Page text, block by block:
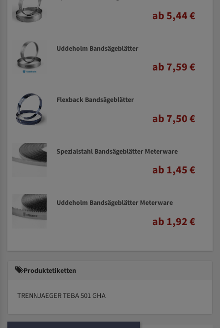
ab 5,44 €
Uddeholm Bandsägeblätter
ab 7,59 €
Flexback Bandsägeblätter
ab 7,50 €
Spezialstahl Bandsägeblätter Meterware
ab 1,45 €
Uddeholm Bandsägeblätter Meterware
ab 1,92 €
Produktetiketten
TRENNJAEGER TEBA 501 GHA